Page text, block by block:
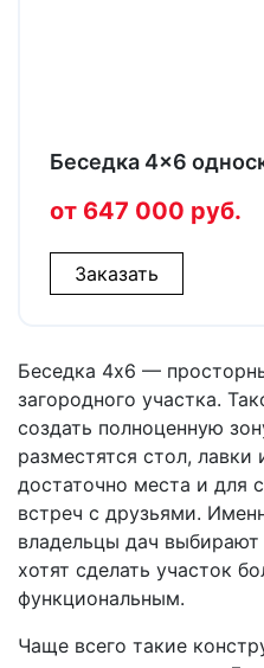
Беседка 4×6
от 647 000 руб.
Заказать
Беседка 4х6 —
загородного участка.
создать полноценную
разместятся стол,
достаточно места и для
встреч с друзьями.
владельцы дач выбирают
хотят сделать участок
функциональным.
Чаще всего такие